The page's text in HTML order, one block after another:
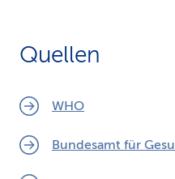
Quellen
WHO
Bundesamt für